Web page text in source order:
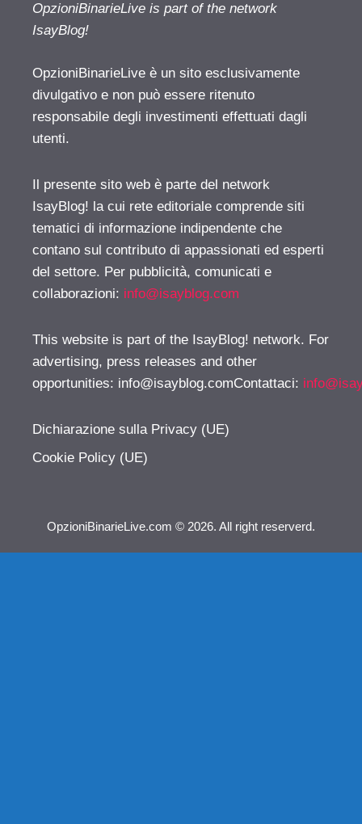
OpzioniBinarieLive is part of the network
IsayBlog!
OpzioniBinarieLive è un sito esclusivamente
divulgativo e non può essere ritenuto
responsabile degli investimenti effettuati dagli
utenti.
Il presente sito web è parte del network
IsayBlog! la cui rete editoriale comprende siti
tematici di informazione indipendente che
contano sul contributo di appassionati ed esperti
del settore. Per pubblicità, comunicati e
collaborazioni: info@isayblog.com
This website is part of the IsayBlog! network. For
advertising, press releases and other
opportunities: info@isayblog.comContattaci:
Dichiarazione sulla Privacy (UE)
Cookie Policy (UE)
OpzioniBinarieLive.com © 2026. All right reserverd.